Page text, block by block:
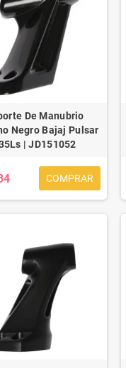
De Manubrio
Negro Bajaj Pulsar
| JD151052
COMPRAR